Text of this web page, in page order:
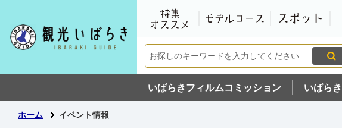
特集・オ
いばらきフィルムコミッション いばら
ホーム イベント情報